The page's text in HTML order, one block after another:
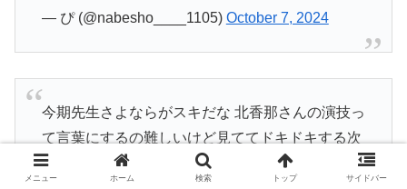
— ぴ (@nabesho____1105) October 7, 2024
今期先生さよならがスキだな 北香那さんの演技っ
て言葉にするの難しいけど見ててドキドキする次
回作も楽しみにしてます
メニュー ホーム 検索 トップ サイドバー